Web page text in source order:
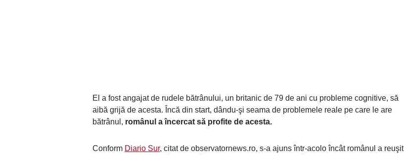
El a fost angajat de rudele bătrânului, un britanic de 79 de ani cu probleme cognitive, să
aibă grijă de acesta. Încă din start, dându-şi seama de problemele reale pe care le are
bătrânul, românul a încercat să profite de acesta.
Conform Diario Sur, citat de observatornews.ro, s-a ajuns într-acolo încât românul a reuşit